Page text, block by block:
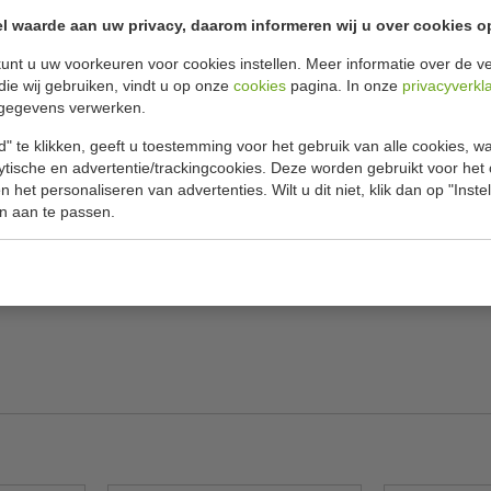
waarde aan uw privacy, daarom informeren wij u over cookies
u uw voorkeuren voor cookies instellen. Meer informatie over de
wij gebruiken, vindt u op onze cookies pagina. In onze
verwerken.
te klikken, geeft u toestemming voor het gebruik van alle cookies,
en advertentie/trackingcookies. Deze worden gebruikt voor het
het personaliseren van advertenties. Wilt u dit niet, klik dan op
aan te passen.
122 x diep 45.7 cm
van voedingsmiddelen, pannen,
kleine ruimtes. Dit draadrekken systeem biedt
kunnen in enkele minuten gemonteerd
schuif het schap op de staander en klik
nodig
Model
Materiaal
Gewicht